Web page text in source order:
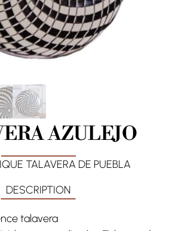
AZULEJO
TALAVERA DE PUEBLA
DESCRIPTION
talavera